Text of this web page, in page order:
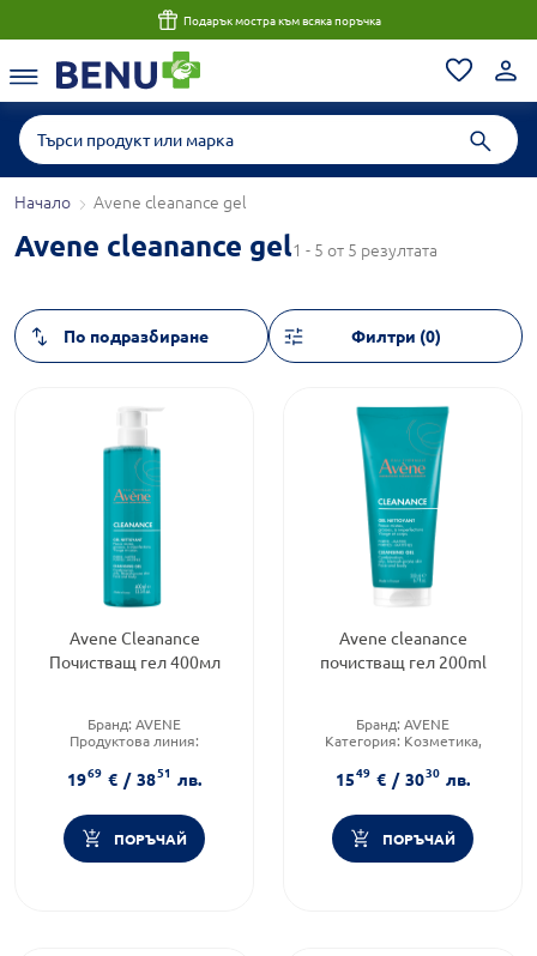
Подарък мостра към всяка поръчка
Начало Avene cleanance gel
Avene cleanance gel1 - 5 от 5 резултата
Филтри (0)
Avene Cleanance
Почистващ гел 400мл
Бранд: AVENE
Продуктова линия:
Форма на продукта:гел
1969 € / 3851 лв.
ПОРЪЧАЙ
Avene cleanance
почистващ гел 200ml
Бранд: AVENE
Категория: Козметика,
Форма на продукта:гел
1549 € / 3030 лв.
ПОРЪЧАЙ